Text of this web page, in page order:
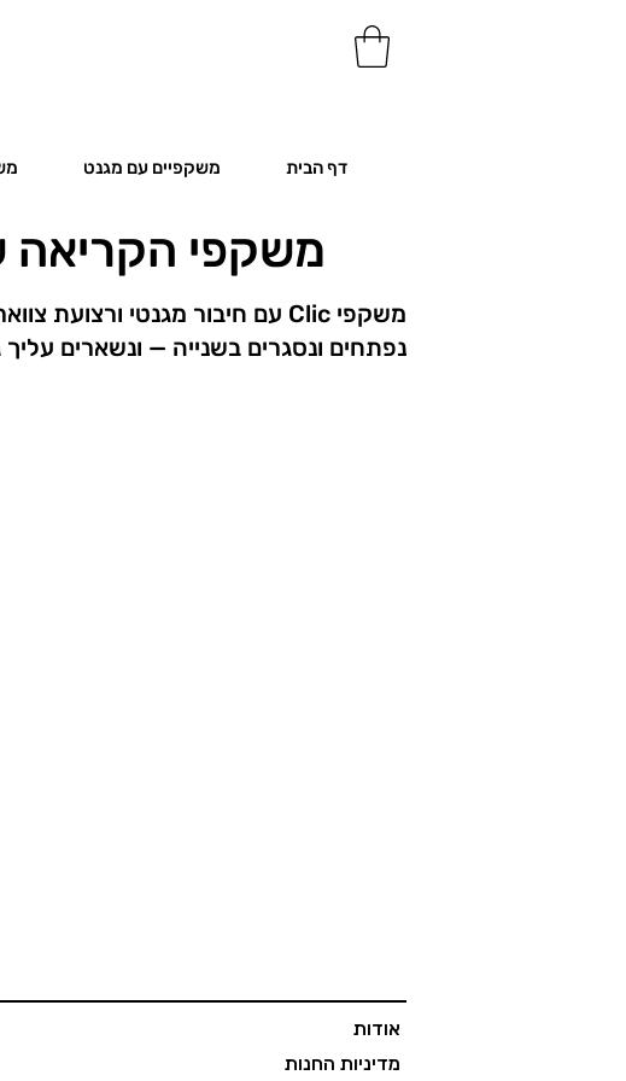
דף הבית משקפיים עם מגנט
משקפי הקריאה
משקפי Clic עם חיבור מגנטי ורצועת צוואר מובנית
נפתחים ונסגרים בשנייה — ונשארים
אודות
מדיניות החנות